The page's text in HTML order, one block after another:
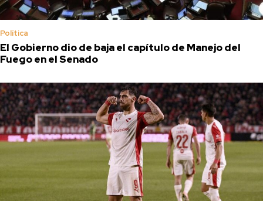
Política
El Gobierno dio de baja el capítulo de Manejo del
Fuego en el Senado